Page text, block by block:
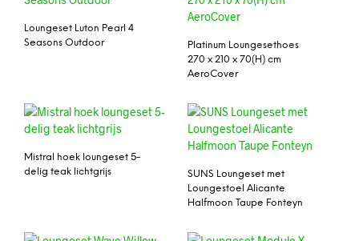
Loungeset Luton Pearl 4
Seasons Outdoor
Platinum Loungesethoes
270 x 210 x 70(H) cm
AeroCover
Mistral hoek loungeset 5-
delig teak lichtgrijs
SUNS Loungeset met
Loungestoel Alicante
Halfmoon Taupe Fonteyn